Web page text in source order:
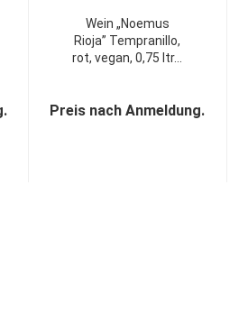
Wein „Noemus
Rioja” Tempranillo,
rot, vegan, 0,75 ltr...
Preis nach Anmeldung.